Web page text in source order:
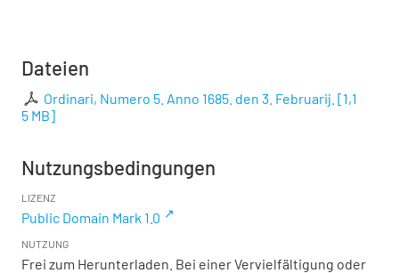
Dateien
Ordinari, Numero 5. Anno 1685. den 3. Februarij. [1,1
5 MB]
Nutzungsbedingungen
LIZENZ
Public Domain Mark 1.0
NUTZUNG
Frei zum Herunterladen. Bei einer Vervielfältigung oder